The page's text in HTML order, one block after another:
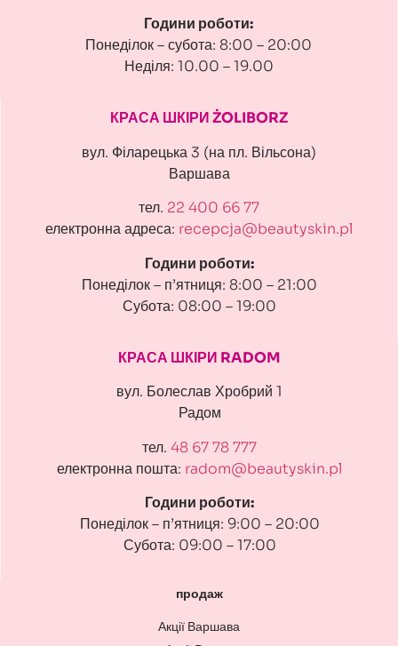
Години роботи:
Понеділок – субота: 8:00 – 20:00
Неділя: 10.00 – 19.00
КРАСА ШКІРИ ŻOLIBORZ
вул. Філарецька 3 (на пл. Вільсона)
Варшава
тел. 22 400 66 77
електронна адреса: recepcja@beautyskin.pl
Години роботи:
Понеділок – п’ятниця: 8:00 – 21:00
Субота: 08:00 – 19:00
КРАСА ШКІРИ RADOM
вул. Болеслав Хробрий 1
Радом
тел. 48 67 78 777
електронна пошта: radom@beautyskin.pl
Години роботи:
Понеділок – п’ятниця: 9:00 – 20:00
Субота: 09:00 – 17:00
продаж
Акції Варшава